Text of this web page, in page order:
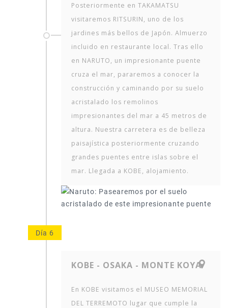
Posteriormente en TAKAMATSU
visitaremos RITSURIN, uno de los
jardines más bellos de Japón. Almuerzo
incluido en restaurante local. Tras ello
en NARUTO, un impresionante puente
cruza el mar, pararemos a conocer la
construcción y caminando por su suelo
acristalado los remolinos
impresionantes del mar a 45 metros de
altura. Nuestra carretera es de belleza
paisajística posteriormente cruzando
grandes puentes entre islas sobre el
mar. Llegada a KOBE, alojamiento.
Día 6
KOBE - OSAKA - MONTE KOYA
En KOBE visitamos el MUSEO MEMORIAL
DEL TERREMOTO lugar que cumple la